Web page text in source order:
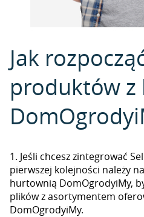
Jak
produktów
1. Jeśli chcesz zintegrować
pierwszej kolejności należy
hurtownią DomOgrodyiMy,
plików z asortymentem
DomOgrodyiMy.